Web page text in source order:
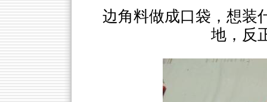
边角料做成口袋，想装
地，反